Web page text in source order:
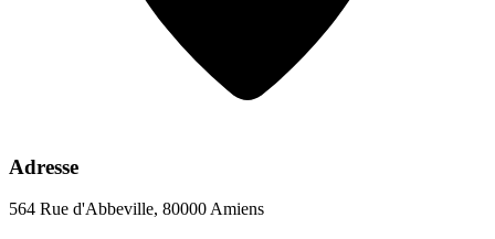
Adresse
564 Rue d'Abbeville, 80000 Amiens